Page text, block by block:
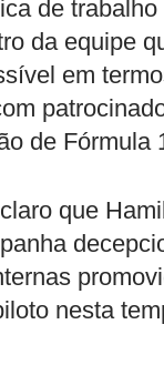
de
da equipe
em
de Fórmula
que
nesta